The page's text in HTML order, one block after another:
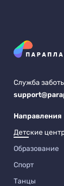
Служба
Направления
Детские
Образование
Спорт
Танцы